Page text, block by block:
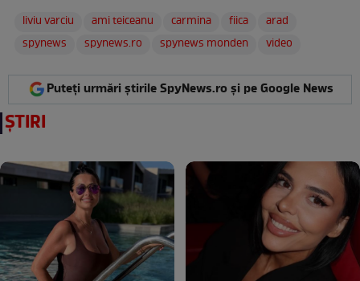
liviu varciu
ami teiceanu carmina fiica
arad
spynews
spynews.ro spynews monden video
Puteți urmări știrile SpyNews.ro și pe Google News
ȘTIRI